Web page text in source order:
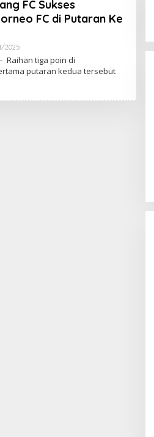
FC Sukses
FC di Putaran Ke
2025
E
H
Raihan tiga poin di
putaran kedua tersebut